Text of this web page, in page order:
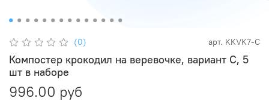
(0) арт. KKVK7-С
Компостер крокодил на веревочке, вариант С, 5
шт в наборе
996.00 руб